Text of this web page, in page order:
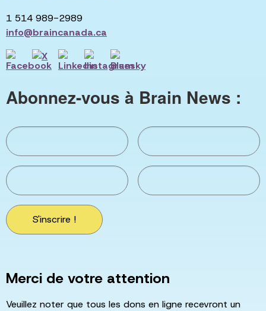
1 514 989-2989
info@braincanada.ca
Abonnez-vous à Brain News :
S'inscrire !
Merci de votre attention
Veuillez noter que tous les dons en ligne recevront un